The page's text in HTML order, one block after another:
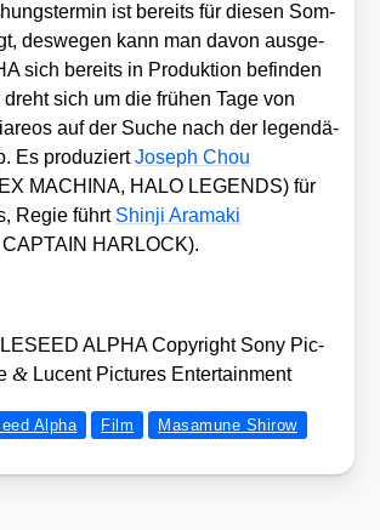
ist bereits für die­sen Som­
des­we­gen kann man davon aus­ge­
sich bereits in Pro­duk­ti­on befin­den
sich um die frü­hen Tage von
auf der Suche nach der legen­dä­
Es pro­du­ziertJoseph Chou
MACHINA, HALO LEGENDS) für
Regie führt Shin­ji Ara­ma­ki
HARLOCK).
ALPHA Copy­right Sony Pic­
& Lucent Pic­tures Enter­tain­ment
Alpha Film
Masamune Shirow